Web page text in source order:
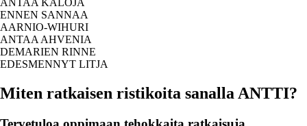
ENNEN SANNAA
AARNIO-WIHURI
ANTAA AHVENIA
DEMARIEN RINNE
EDESMENNYT LITJA
Miten ratkaisen ristikoita sanalla ANTTI?